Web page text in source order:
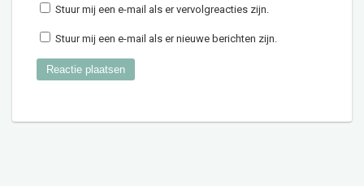
Stuur mij een e-mail als er vervolgreacties zijn.
Stuur mij een e-mail als er nieuwe berichten zijn.